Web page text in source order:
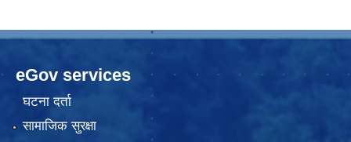
eGov services
घटना दर्ता
सामाजिक सुरक्षा